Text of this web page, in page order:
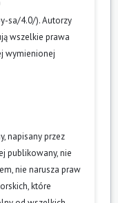
sa/4.0/). Autorzy
wszelkie prawa
wymienionej
napisany przez
publikowany, nie
nie narusza praw
które